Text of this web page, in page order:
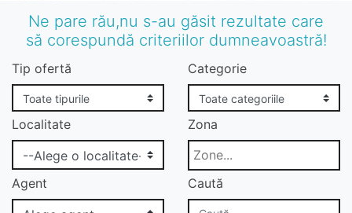
Ne pare rău,nu s-au găsit rezultate care
să corespundă criteriilor dumneavoastră!
Tip ofertă Categorie
Localitate Zona
Agent Caută